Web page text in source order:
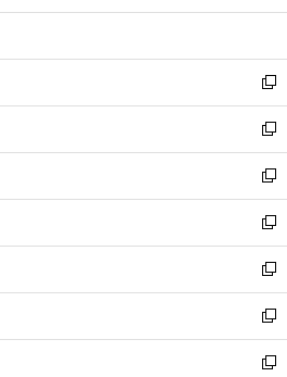
開
ウ
開
く
ン
ウ
で
開
く
ウ
ン
ド
ウ
で
開
く
新
し
い
ウ
ィ
ン
ド
ウ
で
開
く
新
し
い
ウ
ィ
ン
ド
ウ
で
開
く
新
し
い
ウ
ィ
ン
ド
ウ
で
新
し
い
ウ
ィ
ン
ド
新
し
い
ウ
ィ
新
し
い
新